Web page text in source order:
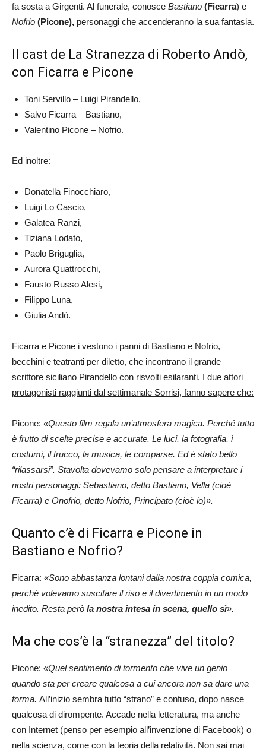
fa sosta a Girgenti. Al funerale, conosce Bastiano (Ficarra) e
Nofrio (Picone), personaggi che accenderanno la sua fantasia.
Il cast de La Stranezza di Roberto Andò,
con Ficarra e Picone
Toni Servillo – Luigi Pirandello,
Salvo Ficarra – Bastiano,
Valentino Picone – Nofrio.
Ed inoltre:
Donatella Finocchiaro,
Luigi Lo Cascio,
Galatea Ranzi,
Tiziana Lodato,
Paolo Briguglia,
Aurora Quattrocchi,
Fausto Russo Alesi,
Filippo Luna,
Giulia Andò.
Ficarra e Picone i vestono i panni di Bastiano e Nofrio,
becchini e teatranti per diletto, che incontrano il grande
scrittore siciliano Pirandello con risvolti esilaranti. I due attori
protagonisti raggiunti dal settimanale Sorrisi, fanno sapere che:
Picone: «Questo film regala un’atmosfera magica. Perché tutto
è frutto di scelte precise e accurate. Le luci, la fotografia, i
costumi, il trucco, la musica, le comparse. Ed è stato bello
“rilassarsi”. Stavolta dovevamo solo pensare a interpretare i
nostri personaggi: Sebastiano, detto Bastiano, Vella (cioè
Ficarra) e Onofrio, detto Nofrio, Principato (cioè io)».
Quanto c’è di Ficarra e Picone in
Bastiano e Nofrio?
Ficarra: «Sono abbastanza lontani dalla nostra coppia comica,
perché volevamo suscitare il riso e il divertimento in un modo
inedito. Resta però la nostra intesa in scena, quello sì».
Ma che cos’è la “stranezza” del titolo?
Picone: «Quel sentimento di tormento che vive un genio
quando sta per creare qualcosa a cui ancora non sa dare una
forma. All’inizio sembra tutto “strano” e confuso, dopo nasce
qualcosa di dirompente. Accade nella letteratura, ma anche
con Internet (penso per esempio all’invenzione di Facebook) o
nella scienza, come con la teoria della relatività. Non sai mai